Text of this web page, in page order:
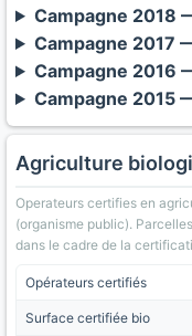
Campagne 2018
Campagne 2017
Campagne 2016
Campagne 2015
Agriculture
Operateurs certifies en
(organisme public).
dans le cadre de la
Opérateurs certifiés
Surface certifiée bio